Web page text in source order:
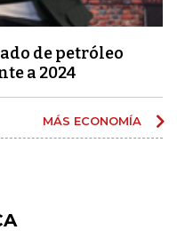
de petróleo
a 2024
MÁS ECONOMÍA